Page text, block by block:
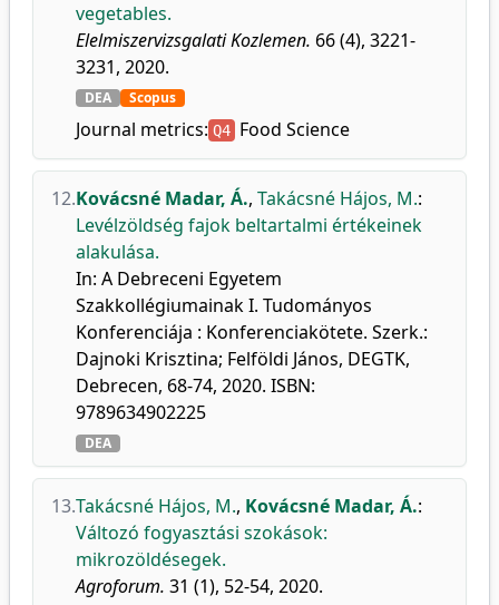
vegetables.
Elelmiszervizsgalati Kozlemen. 66 (4), 3221-
3231, 2020.
DEA Scopus
Journal metrics: Q4 Food Science
12.Kovácsné Madar, Á., Takácsné Hájos, M.:
Levélzöldség fajok beltartalmi értékeinek
alakulása.
In: A Debreceni Egyetem
Szakkollégiumainak I. Tudományos
Konferenciája : Konferenciakötete. Szerk.:
Dajnoki Krisztina; Felföldi János, DEGTK,
Debrecen, 68-74, 2020. ISBN:
9789634902225
DEA
13.Takácsné Hájos, M., Kovácsné Madar, Á.:
Változó fogyasztási szokások:
mikrozöldésegek.
Agroforum. 31 (1), 52-54, 2020.